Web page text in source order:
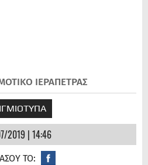
ΙΕΡΑΠΕΤΡΑΣ
2019 | 14:46
ΤΟ: